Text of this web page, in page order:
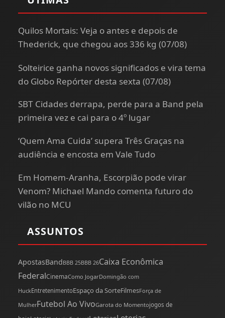
Quilos Mortais: Veja o antes e depois de
Thederick, que chegou aos 336 kg (07/08)
Solteirice ganha novos significados e vira tema
do Globo Repórter desta sexta (07/08)
SBT Cidades derrapa, perde para a Band pela
primeira vez e cai para o 4º lugar
‘Quem Ama Cuida’ supera Três Graças na
audiência e encosta em Vale Tudo
Em Homem-Aranha, Escorpião pode virar
Venom? Michael Mando comenta futuro do
vilão no MCU
ASSUNTOS
ApostasBandBBB 25BBB 26Caixa Econômica
FederalCinemaComo JogarDomingão com
HuckEntretenimentoEspaço da SorteFilmesForça de
MulherFutebol Ao VivoGarota do Momentojogos de